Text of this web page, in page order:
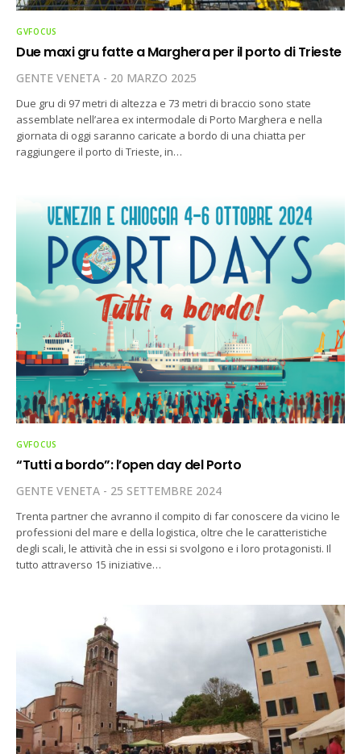
GVFOCUS
Due maxi gru fatte a Marghera per il porto di Trieste
GENTE VENETA 20 MARZO 2025
Due gru di 97 metri di altezza e 73 metri di braccio sono state
assemblate nell’area ex intermodale di Porto Marghera e nella
giornata di oggi saranno caricate a bordo di una chiatta per
raggiungere il porto di Trieste, in…
GVFOCUS
“Tutti a bordo”: l’open day del Porto
GENTE VENETA 25 SETTEMBRE 2024
Trenta partner che avranno il compito di far conoscere da vicino le
professioni del mare e della logistica, oltre che le caratteristiche
degli scali, le attività che in essi si svolgono e i loro protagonisti. Il
tutto attraverso 15 iniziative…